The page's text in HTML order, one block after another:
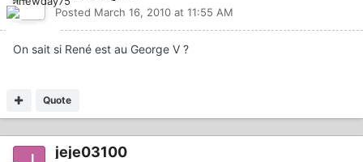
Posted March 16, 2010 at 11:55 AM
On sait si René est au George V ?
Quote
jeje03100